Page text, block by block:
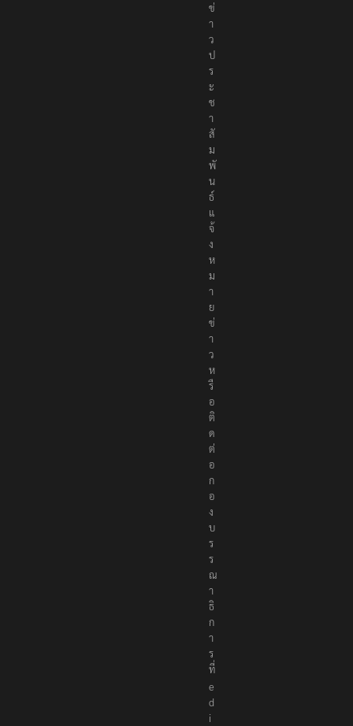
ข่
า
ว
ป
ร
ะ
ช
า
สั
ม
พั
น
ธ์
แ
จ้
ง
ห
ม
า
ย
ข่
า
ว
ห
รื
อ
ติ
ด
ต่
อ
ก
อ
ง
บ
ร
ร
ณ
า
ธิ
ก
า
ร
ที่
e
d
i